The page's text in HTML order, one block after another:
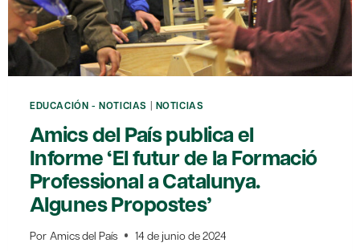
EDUCACIÓN - NOTICIAS | NOTICIAS
Amics del País publica el
Informe ‘El futur de la Formació
Professional a Catalunya.
Algunes Propostes’
Por Amics del País 14 de junio de 2024